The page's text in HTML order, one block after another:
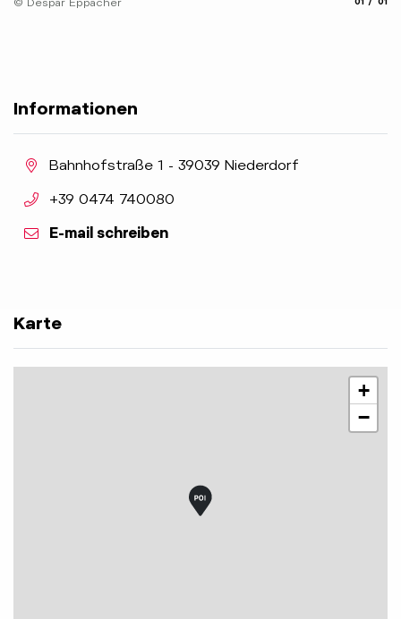
Informationen
aria.location:
Bahnhofstraße 1 - 39039 Niederdorf
aria.phone:
+39 0474 740080
E-mail schreiben
Karte
+
−